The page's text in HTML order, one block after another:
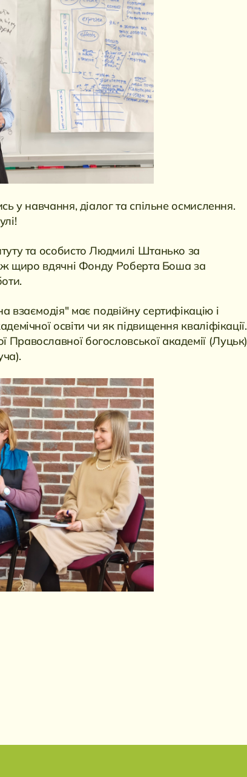
у навчання, діалог та спільне осмислення.
та особисто Людмилі Штанько за
щиро вдячні Фонду Роберта Боша за
має подвійну сертифікацію і
освіти чи як підвищення кваліфікації.
богословської академії (Луцьк)